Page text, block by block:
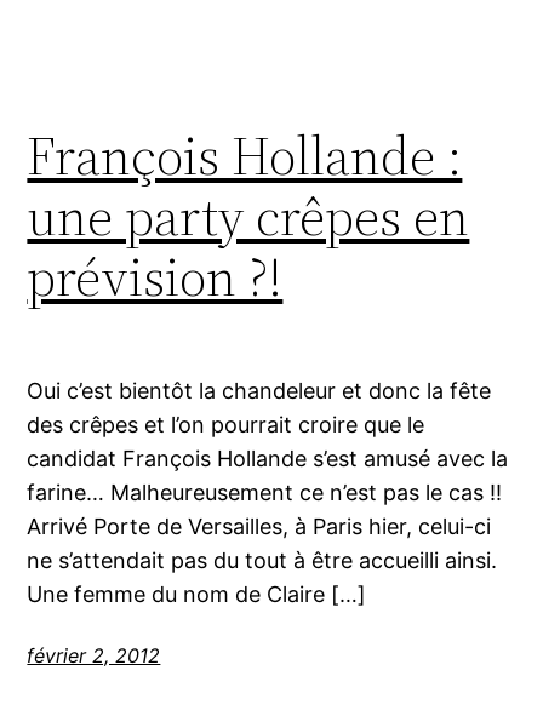
François Hollande :
une party crêpes en
prévision ?!
Oui c’est bientôt la chandeleur et donc la fête
des crêpes et l’on pourrait croire que le
candidat François Hollande s’est amusé avec la
farine… Malheureusement ce n’est pas le cas !!
Arrivé Porte de Versailles, à Paris hier, celui-ci
ne s’attendait pas du tout à être accueilli ainsi.
Une femme du nom de Claire […]
février 2, 2012